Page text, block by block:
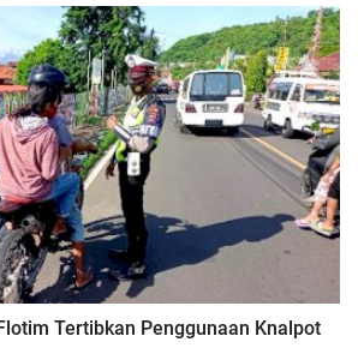
Tertibkan Penggunaan Knalpot